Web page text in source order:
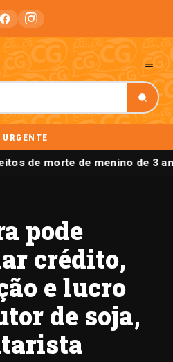
URGENTE
de morte de menino de 3
pode
crédito,
e lucro
de soja,